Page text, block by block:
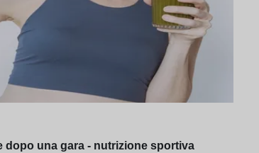
dopo una gara - nutrizione sportiva